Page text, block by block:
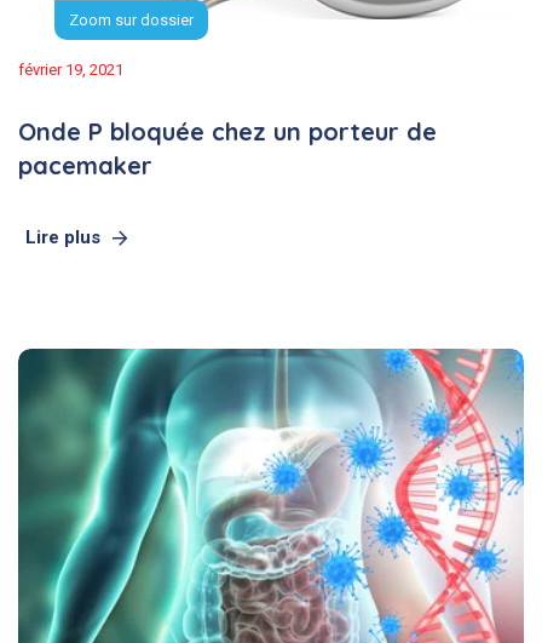
Zoom sur dossier
février 19, 2021
Onde P bloquée chez un porteur de
pacemaker
Lire plus